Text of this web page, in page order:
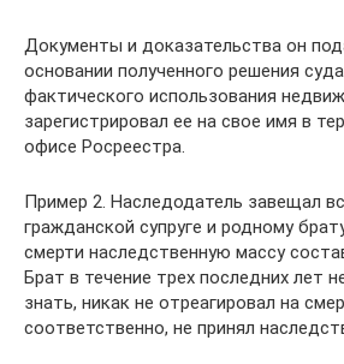
Документы и доказательства он
основании полученного решения
фактического использования
зарегистрировал ее на свое имя в
офисе Росреестра.
Пример 2. Наследодатель завещал
гражданской супруге и родному
смерти наследственную массу
Брат в течение трех последних лет
знать, никак не отреагировал на
соответственно, не принял